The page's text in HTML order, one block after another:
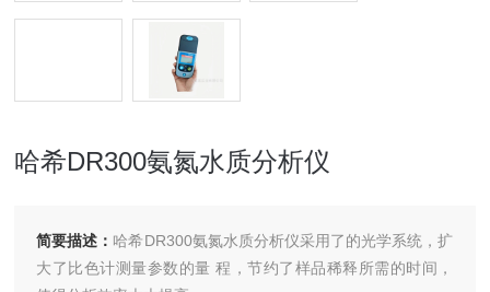
哈希DR300氨氮水质分析仪
简要描述： 哈希DR300氨氮水质分析仪采用了的光学系统，扩
大了比色计测量参数的量 程，节约了样品稀释所需的时间，